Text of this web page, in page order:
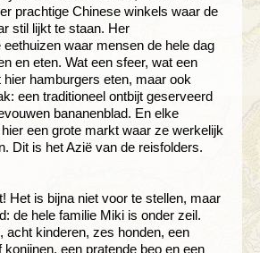
prachtige Chinese winkels waar de
stil lijkt te staan. Her
eethuizen waar mensen de hele dag
en eten. Wat een sfeer, wat een
hamburgers eten, maar ook
een traditioneel ontbijt geserveerd
bananenblad. En elke
een grote markt waar ze werkelijk
Dit is het Azië van de reisfolders.
Het is bijna niet voor te stellen, maar
de hele familie Miki is onder zeil.
acht kinderen, zes honden, een
een pratende beo en een